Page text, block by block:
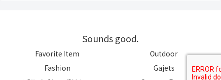
Sounds good.
Favorite Item
Outdoor
Fashion
Gajets